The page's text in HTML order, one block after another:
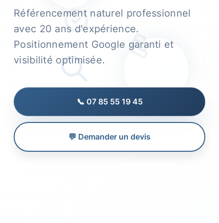
Référencement naturel professionnel
avec 20 ans d'expérience.
Positionnement Google garanti et
visibilité optimisée.
📞 07 85 55 19 45
💬 Demander un devis